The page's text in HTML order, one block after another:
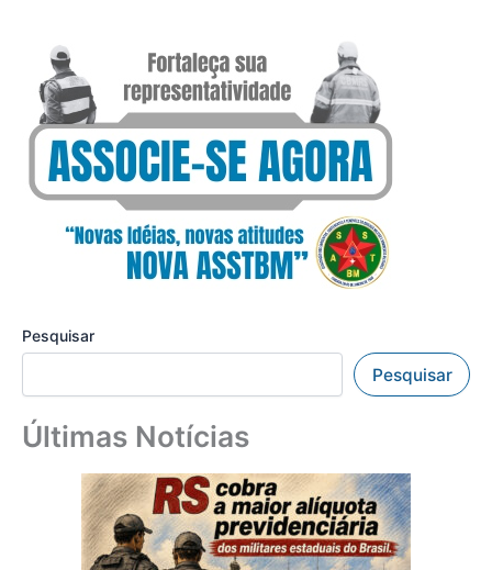
Pesquisar
Pesquisar
Últimas Notícias